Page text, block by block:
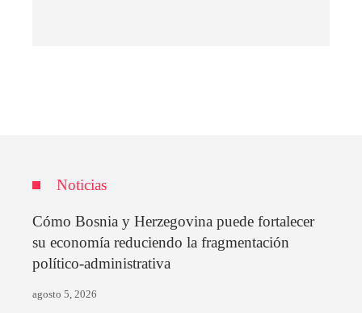
Noticias
Cómo Bosnia y Herzegovina puede fortalecer
su economía reduciendo la fragmentación
político-administrativa
agosto 5, 2026